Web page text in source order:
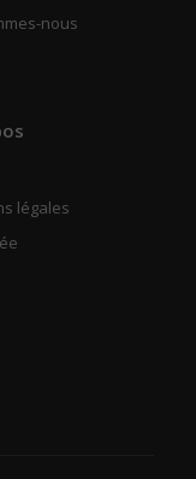
nous
légales